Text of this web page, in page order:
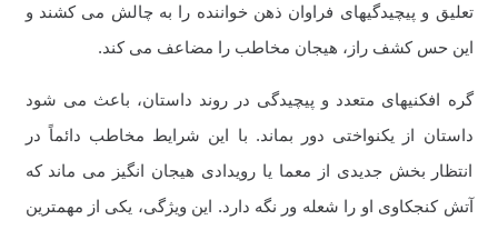
تعلیق و پیچیدگیهای فراوان ذهن خواننده را به چالش می کشند و
این حس کشف راز، هیجان مخاطب را مضاعف می کند.
گره افکنیهای متعدد و پیچیدگی در روند داستان، باعث می شود
داستان از یکنواختی دور بماند. با این شرایط مخاطب دائماً در
انتظار بخش جدیدی از معما یا رویدادی هیجان انگیز می ماند که
آتش کنجکاوی او را شعله ور نگه دارد. این ویژگی، یکی از مهمترین